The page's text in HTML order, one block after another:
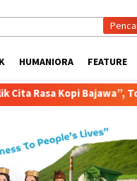
HUMANIORA FEATURE
Tony Djogo Orasi